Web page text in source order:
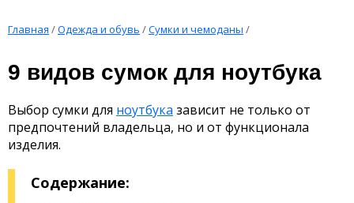
Главная /Одежда и обувь /Сумки и чемоданы /
9 видов сумок для ноутбука
Выбор сумки для ноутбука зависит не только от
предпочтений владельца, но и от функционала
изделия.
Содержание: